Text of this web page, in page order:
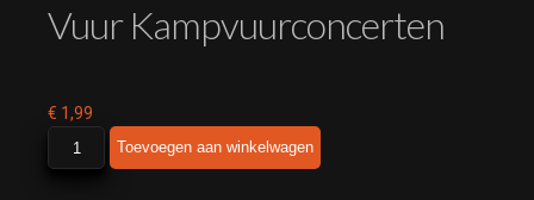
Vuur Kampvuurconcerten
€ 1,99
Vuur
Kampvuurconcerten
Toevoegen aan winkelwagen